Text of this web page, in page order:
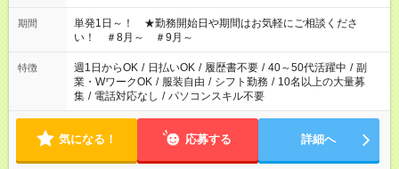
ださい！
期間
単発1日～！ ★勤務開始日や期間はお気軽にご相談くださ
い！ ＃8月～ ＃9月～
特徴 週1日からOK / 日払いOK / 履歴書不要 / 40～50代活躍中 / 副
業・WワークOK / 服装自由 / シフト勤務 / 10名以上の大量募
集 / 電話対応なし / パソコンスキル不要
気になる！ 応募する 詳細へ